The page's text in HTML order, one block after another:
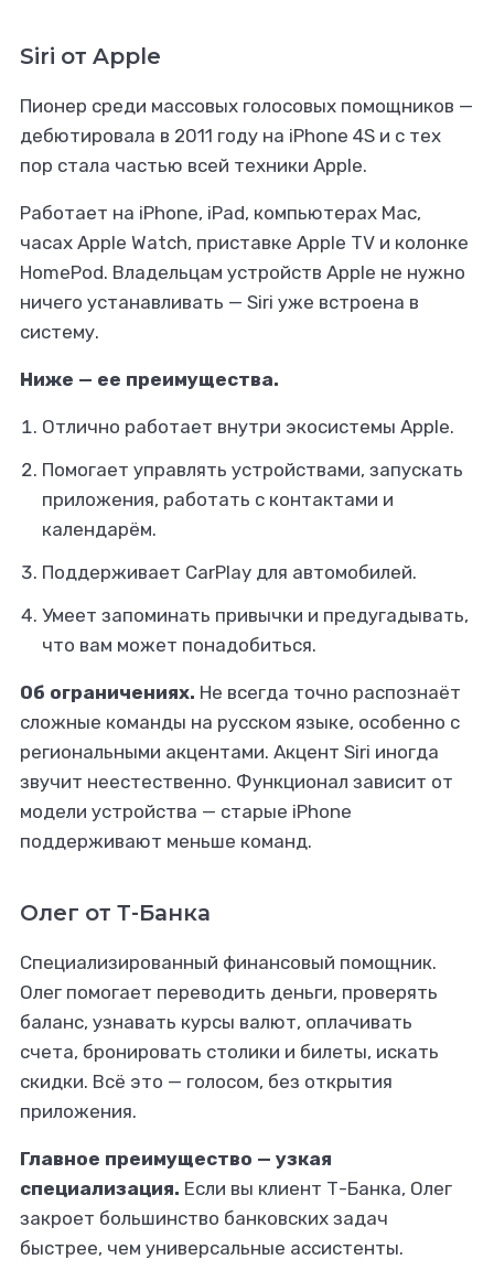
Siri от Apple
Пионер среди массовых голосовых помощников —
дебютировала в 2011 году на iPhone 4S и с тех
пор стала частью всей техники Apple.
Работает на iPhone, iPad, компьютерах Mac,
часах Apple Watch, приставке Apple TV и колонке
HomePod. Владельцам устройств Apple не нужно
ничего устанавливать — Siri уже встроена в
систему.
Ниже — ее преимущества.
Отлично работает внутри экосистемы Apple.
Помогает управлять устройствами, запускать
приложения, работать с контактами и
календарём.
Поддерживает CarPlay для автомобилей.
Умеет запоминать привычки и предугадывать,
что вам может понадобиться.
Об ограничениях. Не всегда точно распознаёт
сложные команды на русском языке, особенно с
региональными акцентами. Акцент Siri иногда
звучит неестественно. Функционал зависит от
модели устройства — старые iPhone
поддерживают меньше команд.
Олег от Т-Банка
Специализированный финансовый помощник.
Олег помогает переводить деньги, проверять
баланс, узнавать курсы валют, оплачивать
счета, бронировать столики и билеты, искать
скидки. Всё это — голосом, без открытия
приложения.
Главное преимущество — узкая
специализация. Если вы клиент Т-Банка, Олег
закроет большинство банковских задач
быстрее, чем универсальные ассистенты.